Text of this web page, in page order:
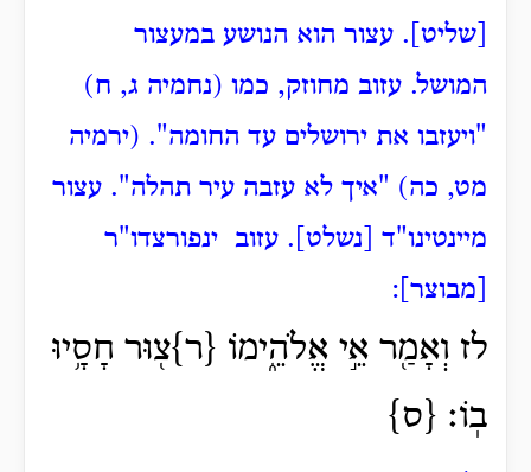
[שליט]. עצור הוא הנושע במעצור
המושל. עזוב מחוזק, כמו (נחמיה ג, ח)
"ויעזבו את ירושלים עד החומה". (ירמיה
מט, כה) "איך לא עזבה עיר תהלה". עצור
מיינטינו"ד [נשלט]. עזוב ינפורצדו"ר
[מבוצר]:
לז וְאָמַ֖ר אֵ֣י אֱלֹהֵ֑ימוֹ {ר}צ֖וּר חָסָ֥יוּ
בֽוֹ׃ {ס}